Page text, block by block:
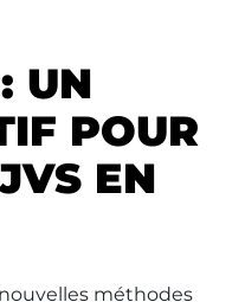
UN
POUR
EN
méthodes